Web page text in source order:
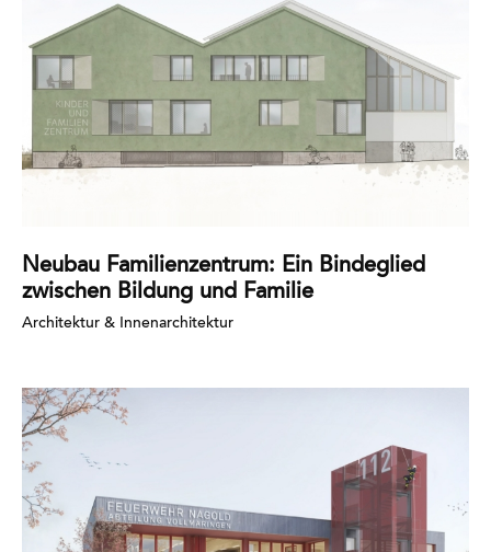
Neubau Familienzentrum: Ein Bindeglied
zwischen Bildung und Familie
Architektur & Innenarchitektur
Mehr
erfahren